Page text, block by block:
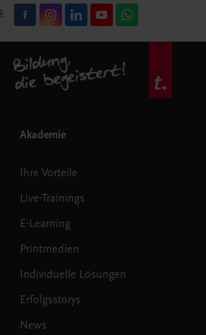
Akademie
Ihre Vorteile
Live-Trainings
E-Learning
Printmedien
Individuelle Lösungen
Erfolgsstorys
News